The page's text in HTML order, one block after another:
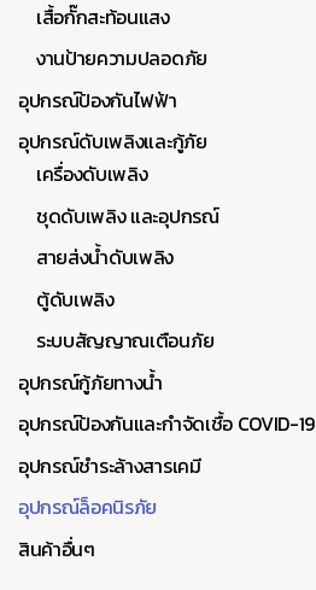
เสื้อกั๊กสะท้อนแสง
งานป้ายความปลอดภัย
อุปกรณ์ป้องกันไฟฟ้า
อุปกรณ์ดับเพลิงและกู้ภัย
เครื่องดับเพลิง
ชุดดับเพลิง และอุปกรณ์
สายส่งน้ำดับเพลิง
ตู้ดับเพลิง
ระบบสัญญาณเตือนภัย
อุปกรณ์กู้ภัยทางน้ำ
อุปกรณ์ป้องกันและกำจัดเชื้อ COVID-19
อุปกรณ์ชำระล้างสารเคมี
อุปกรณ์ล็อคนิรภัย
สินค้าอื่นๆ